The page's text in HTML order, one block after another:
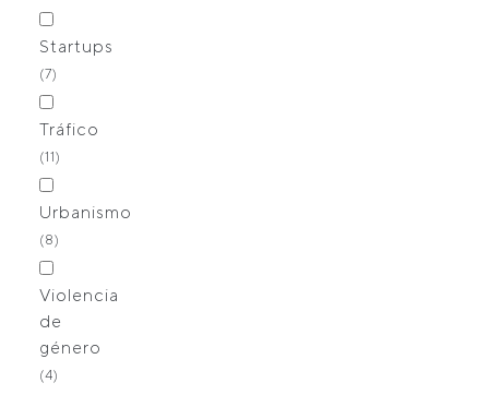
Startups
(7)
Tráfico
(11)
Urbanismo
(8)
Violencia
de
género
(4)